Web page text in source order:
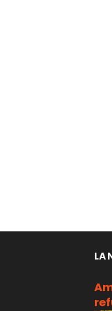
LA